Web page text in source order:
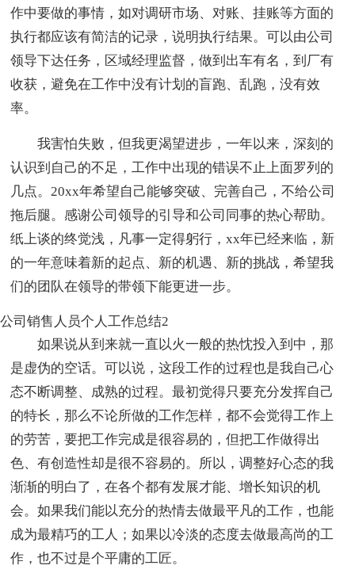
作中要做的事情，如对调研市场、对账、挂账等方面的
执行都应该有简洁的记录，说明执行结果。可以由公司
领导下达任务，区域经理监督，做到出车有名，到厂有
收获，避免在工作中没有计划的盲跑、乱跑，没有效
率。
我害怕失败，但我更渴望进步，一年以来，深刻的
认识到自己的不足，工作中出现的错误不止上面罗列的
几点。20xx年希望自己能够突破、完善自己，不给公司
拖后腿。感谢公司领导的引导和公司同事的热心帮助。
纸上谈的终觉浅，凡事一定得躬行，xx年已经来临，新
的一年意味着新的起点、新的机遇、新的挑战，希望我
们的团队在领导的带领下能更进一步。
公司销售人员个人工作总结2
如果说从到来就一直以火一般的热忱投入到中，那
是虚伪的空话。可以说，这段工作的过程也是我自己心
态不断调整、成熟的过程。最初觉得只要充分发挥自己
的特长，那么不论所做的工作怎样，都不会觉得工作上
的劳苦，要把工作完成是很容易的，但把工作做得出
色、有创造性却是很不容易的。所以，调整好心态的我
渐渐的明白了，在各个都有发展才能、增长知识的机
会。如果我们能以充分的热情去做最平凡的工作，也能
成为最精巧的工人；如果以冷淡的态度去做最高尚的工
作，也不过是个平庸的工匠。